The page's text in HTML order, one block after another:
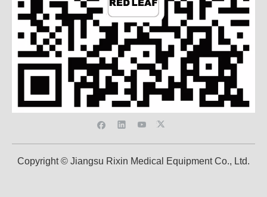
Copyright © Jiangsu Rixin Medical Equipment Co., Ltd.